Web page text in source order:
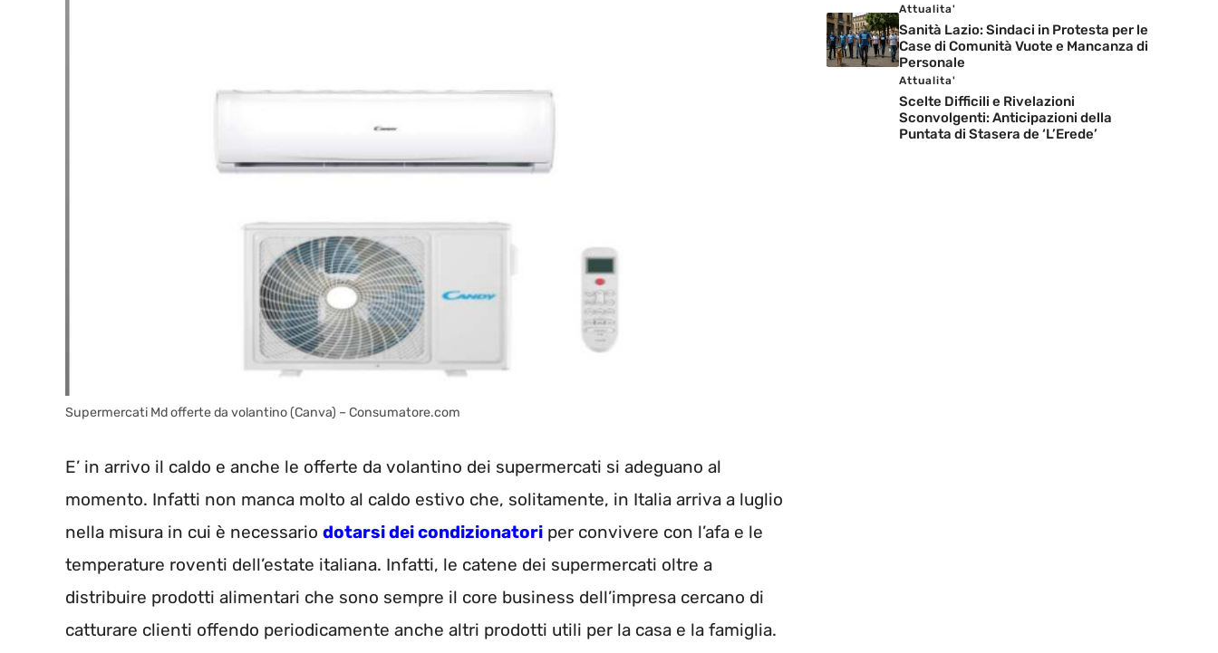
Supermercati Md offerte da volantino (Canva) – Consumatore.com
E’ in arrivo il caldo e anche le offerte da volantino dei supermercati si adeguano al
momento. Infatti non manca molto al caldo estivo che, solitamente, in Italia arriva a luglio
nella misura in cui è necessario dotarsi dei condizionatori per convivere con l’afa e le
temperature roventi dell’estate italiana. Infatti, le catene dei supermercati oltre a
distribuire prodotti alimentari che sono sempre il core business dell’impresa cercano di
catturare clienti offendo periodicamente anche altri prodotti utili per la casa e la famiglia.
Attualita'
Sanità Lazio: Sindaci in Protesta per le
Case di Comunità Vuote e Mancanza di
Personale
Attualita'
Scelte Difficili e Rivelazioni
Sconvolgenti: Anticipazioni della
Puntata di Stasera de ‘L’Erede’